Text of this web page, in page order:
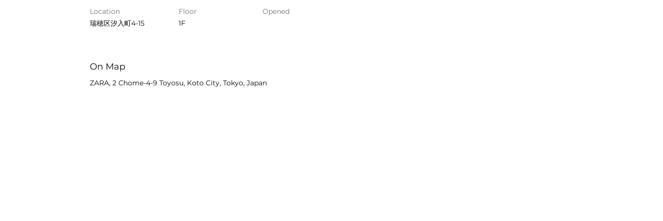
Location
瑞穂区汐入町4-15
Floor
1F
Opened
On Map
ZARA, 2 Chome-4-9 Toyosu, Koto City, Tokyo, Japan